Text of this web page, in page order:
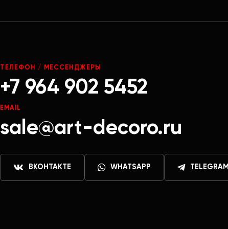
ТЕЛЕФОН / МЕССЕНДЖЕРЫ
+7 964 902 5452
EMAIL
sale@art-decoro.ru
ВКОНТАКТЕ WHATSAPP TELEGRAM